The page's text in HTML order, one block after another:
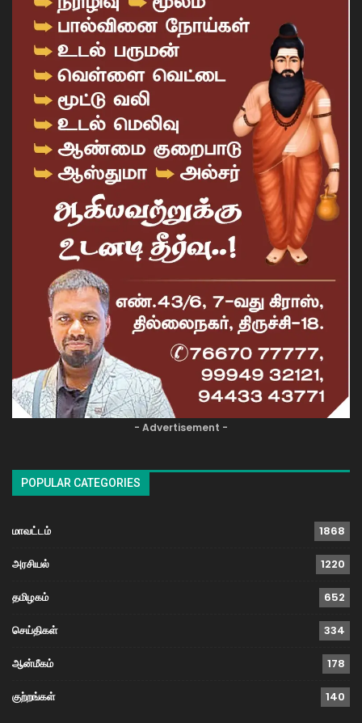
- Advertisement -
POPULAR CATEGORIES
மாவட்டம் 1868
அரசியல் 1220
தமிழகம் 652
செய்திகள் 334
ஆன்மீகம் 178
குற்றங்கள் 140